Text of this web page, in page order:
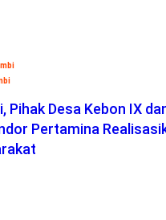
Pihak Desa Kebon IX
Pertamina